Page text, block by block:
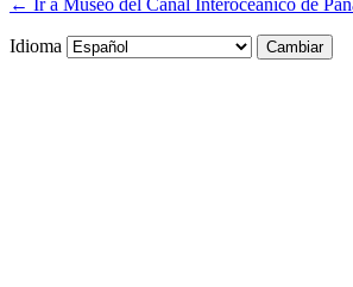
← Ir a Museo del Canal Interoceánico de
Idioma